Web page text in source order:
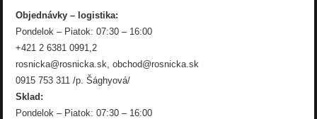
Objednávky – logistika:
Pondelok – Piatok: 07:30 – 16:00
+421 2 6381 0991,2
rosnicka@rosnicka.sk, obchod@rosnicka.sk
0915 753 311 /p. Šághyová/
Sklad:
Pondelok – Piatok: 07:30 – 16:00